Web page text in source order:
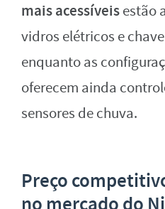
mais acessíveisestão
vidros elétricos e
enquanto as
oferecem ainda
sensores de chuva.
Preço